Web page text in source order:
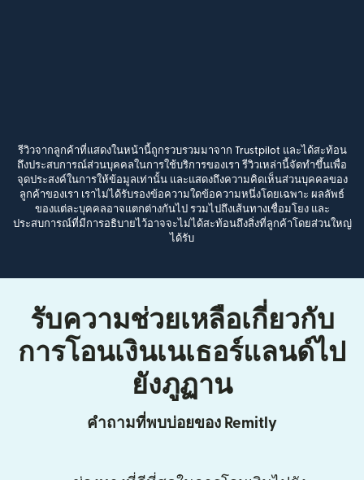
รีวิวจากลูกค้าที่แสดงในหน้านี้ถูกรวบรวมมาจาก Trustpilot และได้สะท้อน
ถึงประสบการณ์ส่วนบุคคลในการใช้บริการของเรา รีวิวเหล่านี้จัดทำขึ้นเพื่อ
จุดประสงค์ในการให้ข้อมูลเท่านั้น และแสดงถึงความคิดเห็นส่วนบุคคลของ
ลูกค้าของเรา เราไม่ได้รับรองข้อความใดข้อความหนึ่งโดยเฉพาะ ผลลัพธ์
ของแต่ละบุคคลอาจแตกต่างกันไป รวมไปถึงเส้นทางเชื่อมโยง และ
ประสบการณ์ที่มีการอธิบายไว้อาจจะไม่ได้สะท้อนถึงสิ่งที่ลูกค้าโดยส่วนใหญ่
ได้รับ
รับความช่วยเหลือเกี่ยวกับ
การโอนเงินเนเธอร์แลนด์ไป
ยังภูฏาน
คำถามที่พบบ่อยของ Remitly